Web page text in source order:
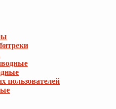
пользователей